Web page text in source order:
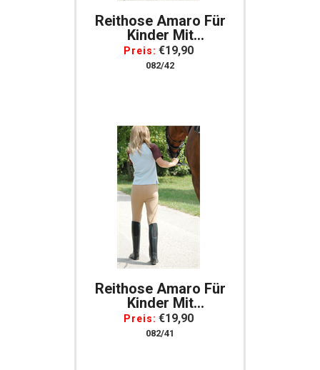
Reithose Amaro Für
Kinder Mit
Stoffbesatz,
Baumwolle, Gr. 164
Preis: €19,90
082/42
Reithose Amaro Für
Kinder Mit
Stoffbesatz,
Baumwolle, Gr. 152
Preis: €19,90
082/41